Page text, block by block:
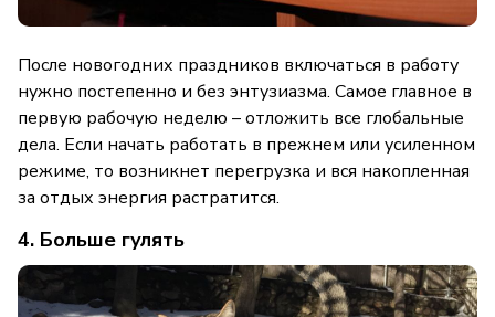
После новогодних праздников включаться в работу
нужно постепенно и без энтузиазма. Самое главное в
первую рабочую неделю – отложить все глобальные
дела. Если начать работать в прежнем или усиленном
режиме, то возникнет перегрузка и вся накопленная
за отдых энергия растратится.
4. Больше гулять